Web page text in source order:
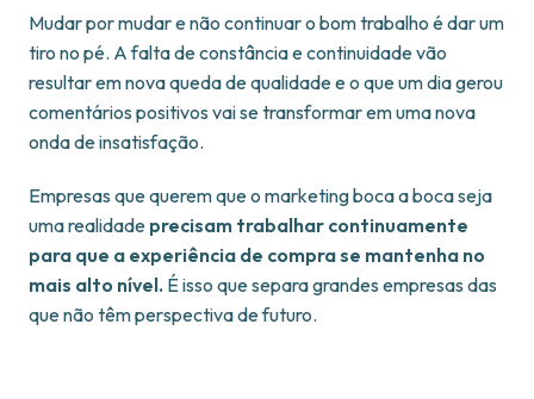
Mudar por mudar e não continuar o bom trabalho é dar um
tiro no pé. A falta de constância e continuidade vão
resultar em nova queda de qualidade e o que um dia gerou
comentários positivos vai se transformar em uma nova
onda de insatisfação.
Empresas que querem que o marketing boca a boca seja
uma realidade precisam trabalhar continuamente
para que a experiência de compra se mantenha no
mais alto nível. É isso que separa grandes empresas das
que não têm perspectiva de futuro.